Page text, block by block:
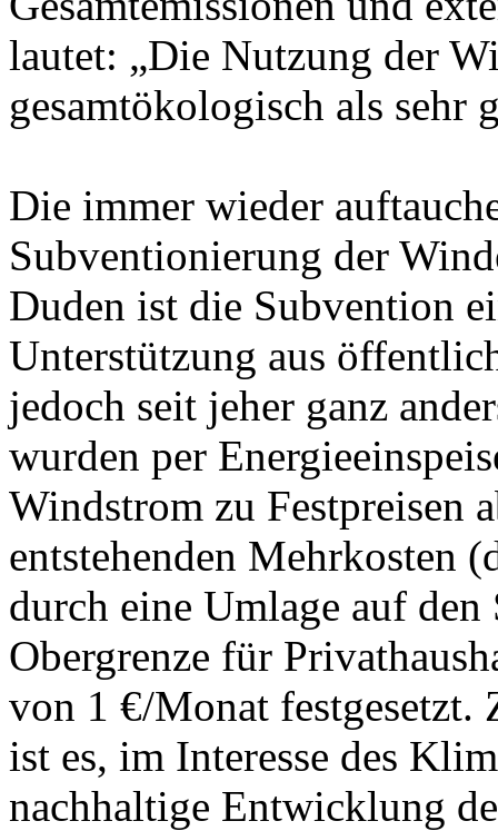
lautet: „Die Nutzung der
gesamtökologisch als sehr
Die immer wieder
Subventionierung der
Duden ist die Subvention
Unterstützung aus
jedoch seit jeher ganz
wurden per
Windstrom zu Festpreisen
entstehenden Mehrkosten
durch eine Umlage auf
Obergrenze für
von 1 €/Monat festgesetzt.
ist es, im Interesse des
nachhaltige Entwicklung